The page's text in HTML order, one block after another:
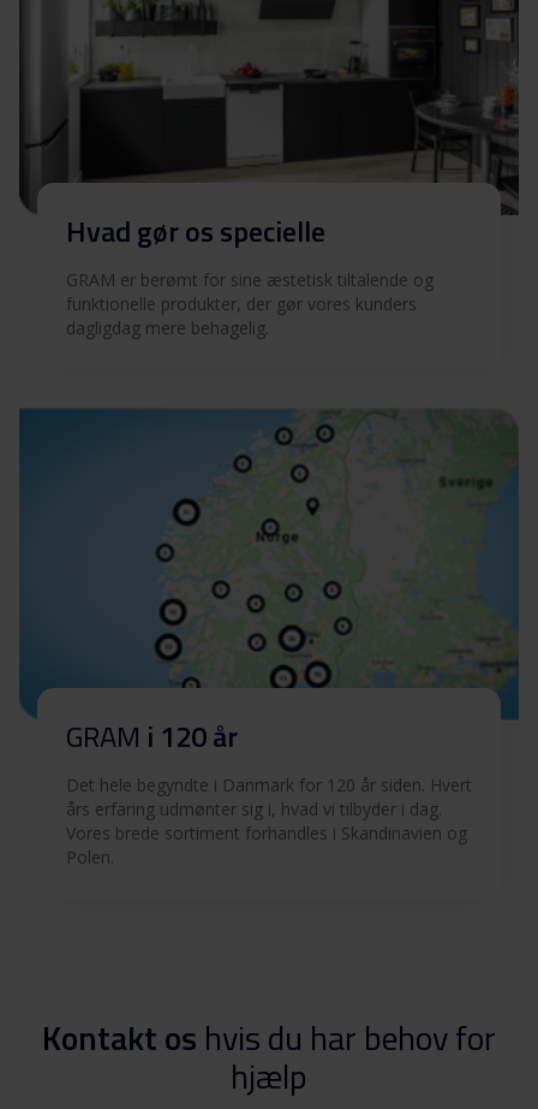
Hvad gør os specielle
GRAM er berømt for sine æstetisk tiltalende og
funktionelle produkter, der gør vores kunders
dagligdag mere behagelig.
GRAM i 120 år
Det hele begyndte i Danmark for 120 år siden. Hvert
års erfaring udmønter sig i, hvad vi tilbyder i dag.
Vores brede sortiment forhandles i Skandinavien og
Polen.
Kontakt os hvis du har behov for
hjælp